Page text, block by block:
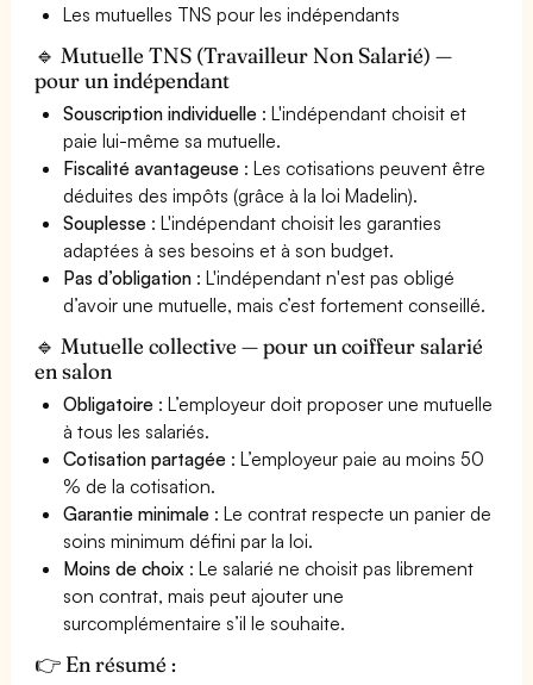
Les mutuelles TNS pour les indépendants
🔹 Mutuelle TNS (Travailleur Non Salarié) —
pour un indépendant
Souscription individuelle : L'indépendant choisit et
paie lui-même sa mutuelle.
Fiscalité avantageuse : Les cotisations peuvent être
déduites des impôts (grâce à la loi Madelin).
Souplesse : L'indépendant choisit les garanties
adaptées à ses besoins et à son budget.
Pas d’obligation : L'indépendant n'est pas obligé
d’avoir une mutuelle, mais c’est fortement conseillé.
🔹 Mutuelle collective — pour un coiffeur salarié
en salon
Obligatoire : L’employeur doit proposer une mutuelle
à tous les salariés.
Cotisation partagée : L’employeur paie au moins 50
% de la cotisation.
Garantie minimale : Le contrat respecte un panier de
soins minimum défini par la loi.
Moins de choix : Le salarié ne choisit pas librement
son contrat, mais peut ajouter une
surcomplémentaire s’il le souhaite.
👉 En résumé :